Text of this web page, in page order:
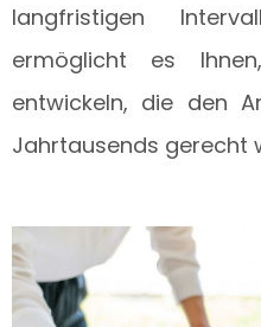
langfristigen
ermöglicht es
entwickeln, die den
Jahrtausends gerecht